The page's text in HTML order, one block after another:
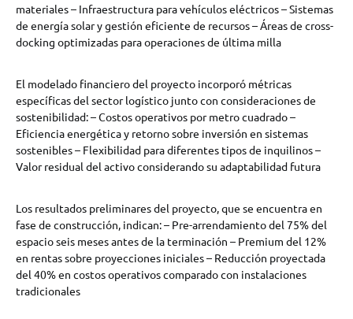
materiales – Infraestructura para vehículos eléctricos – Sistemas
de energía solar y gestión eficiente de recursos – Áreas de cross-
docking optimizadas para operaciones de última milla
El modelado financiero del proyecto incorporó métricas
específicas del sector logístico junto con consideraciones de
sostenibilidad: – Costos operativos por metro cuadrado –
Eficiencia energética y retorno sobre inversión en sistemas
sostenibles – Flexibilidad para diferentes tipos de inquilinos –
Valor residual del activo considerando su adaptabilidad futura
Los resultados preliminares del proyecto, que se encuentra en
fase de construcción, indican: – Pre-arrendamiento del 75% del
espacio seis meses antes de la terminación – Premium del 12%
en rentas sobre proyecciones iniciales – Reducción proyectada
del 40% en costos operativos comparado con instalaciones
tradicionales